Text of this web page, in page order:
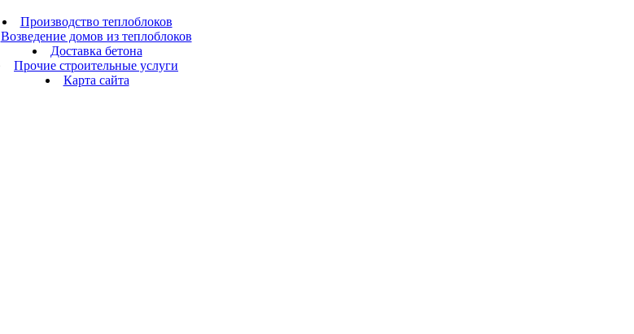
Производство теплоблоков
Возведение домов из теплоблоков
Доставка бетона
Прочие строительные услуги
Карта сайта